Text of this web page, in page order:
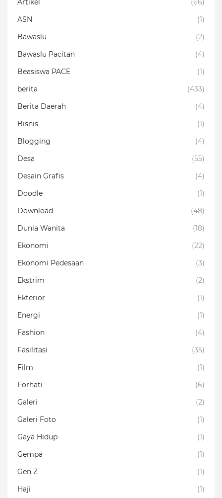
Artikel
(66)
ASN
(1)
Bawaslu
(2)
Bawaslu Pacitan
(4)
Beasiswa PACE
(1)
berita
(433)
Berita Daerah
(4)
Bisnis
(1)
Blogging
(4)
Desa
(55)
Desain Grafis
(4)
Doodle
(1)
Download
(48)
Dunia Wanita
(18)
Ekonomi
(22)
Ekonomi Pedesaan
(3)
Ekstrim
(2)
Ekterior
(1)
Energi
(1)
Fashion
(4)
Fasilitasi
(35)
Film
(1)
Forhati
(6)
Galeri
(2)
Galeri Foto
(1)
Gaya Hidup
(1)
Gempa
(1)
Gen Z
(1)
Haji
(1)